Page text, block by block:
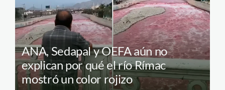
ANA, Sedapal y OEFA aún no
explican por qué el río Rímac
mostró un color rojizo